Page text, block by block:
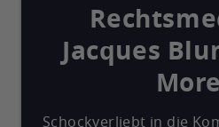
Jacques
Schockverliebt in die